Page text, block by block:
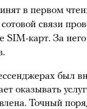
в первом
связи
SIM-карт. За
был
оказывать
Точный